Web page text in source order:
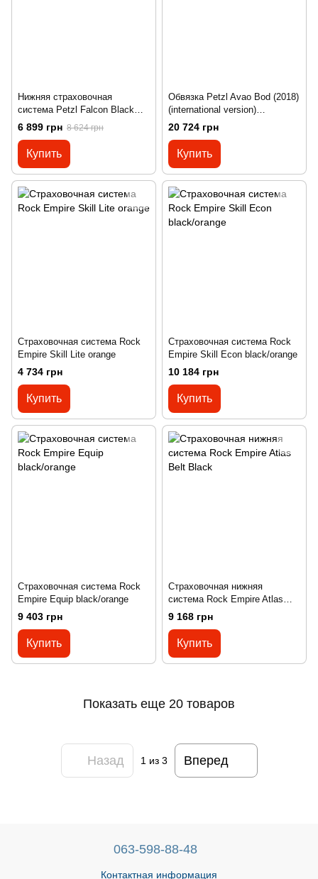
Нижняя страховочная
система Petzl Falcon Black
black
6 899 грн 8 624 грн
Купить
Обвязка Petzl Avao Bod (2018)
(international version)
black/yellow
20 724 грн
Купить
Страховочная система Rock
Empire Skill Lite orange
4 734 грн
Купить
Страховочная система Rock
Empire Skill Econ black/orange
10 184 грн
Купить
Страховочная система Rock
Empire Equip black/orange
9 403 грн
Купить
Страховочная нижняя
система Rock Empire Atlas
Belt Black
9 168 грн
Купить
Показать еще 20 товаров
Назад 1из 3 Вперед
063-598-88-48
Контактная информация